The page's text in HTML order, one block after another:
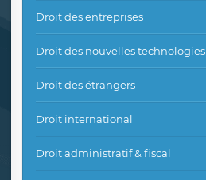
Droit des entreprises
Droit des nouvelles technologies
Droit des étrangers
Droit international
Droit administratif & fiscal